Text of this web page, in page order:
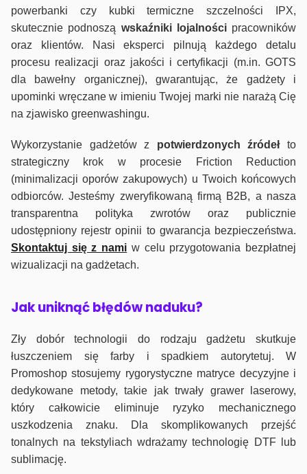
powerbanki czy kubki termiczne szczelności IPX,
skutecznie podnoszą wskaźniki lojalnościpracowników
oraz klientów. Nasi eksperci pilnują każdego detalu
procesu realizacji oraz jakości i certyfikacji (m.in. GOTS
dla bawełny organicznej), gwarantując, że gadżety i
upominki wręczane w imieniu Twojej marki nie narażą Cię
na zjawisko greenwashingu.
Wykorzystanie gadżetów z potwierdzonych źródełto
strategiczny krok w procesie Friction Reduction
(minimalizacji oporów zakupowych) u Twoich końcowych
odbiorców. Jesteśmy zweryfikowaną firmą B2B, a nasza
transparentna polityka zwrotów oraz publicznie
udostępniony rejestr opinii to gwarancja bezpieczeństwa.
Skontaktuj się z nami w celu przygotowania bezpłatnej
wizualizacji na gadżetach.
Jak uniknąć błędów naduku?
Zły dobór technologii do rodzaju gadżetu skutkuje
łuszczeniem się farby i spadkiem autorytetuj. W
Promoshop stosujemy rygorystyczne matryce decyzyjne i
dedykowane metody, takie jak trwały grawer laserowy,
który całkowicie eliminuje ryzyko mechanicznego
uszkodzenia znaku. Dla skomplikowanych przejść
tonalnych na tekstyliach wdrażamy technologię DTF lub
sublimację.